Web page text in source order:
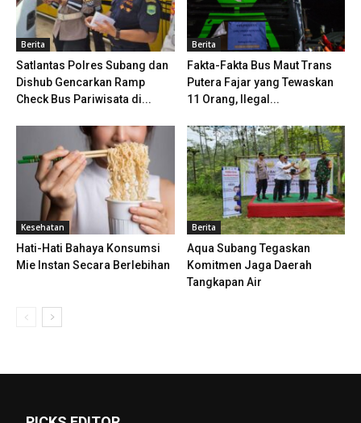
Berita
Satlantas Polres Subang dan
Dishub Gencarkan Ramp
Check Bus Pariwisata di...
Berita
Fakta-Fakta Bus Maut Trans
Putera Fajar yang Tewaskan
11 Orang, Ilegal...
Kesehatan
Hati-Hati Bahaya Konsumsi
Mie Instan Secara Berlebihan
Berita
Aqua Subang Tegaskan
Komitmen Jaga Daerah
Tangkapan Air